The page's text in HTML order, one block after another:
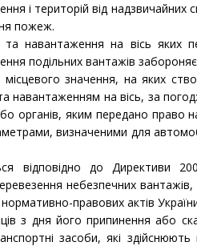
і територій від надзвичайних
пожеж.
навантаження на вісь яких
подільних вантажів
місцевого значення, на яких
навантаженням на вісь, за
органів, яким передано право
визначеними для
відповідно до Директиви
небезпечних
правових актів України
з дня його припинення або
засоби, які здійснюють